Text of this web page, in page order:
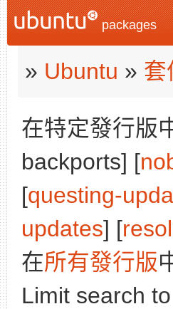
packages
» Ubuntu » 套
在特定發行版
backports] [
[questing-
updates] [
在所有發行版
Limit search